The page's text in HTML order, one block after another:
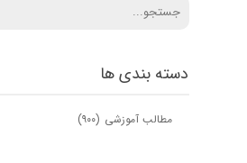
دسته بندی ها
مطالب آموزشی (۹۰۰)